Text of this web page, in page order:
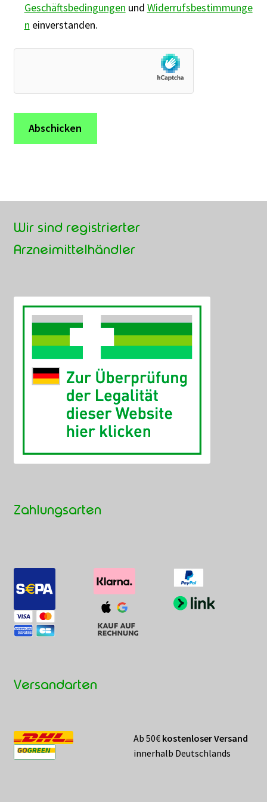
Geschäftsbedingungen und Widerrufsbestimmunge
n einverstanden.
Wir sind registrierter
Arzneimittelhändler
Zahlungsarten
Versandarten
Ab 50€ kostenloser Versand
innerhalb Deutschlands